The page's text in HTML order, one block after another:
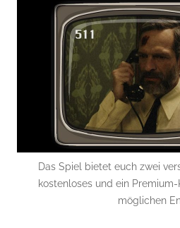
Das Spiel bietet euch zwei
kostenloses und ein
möglichen